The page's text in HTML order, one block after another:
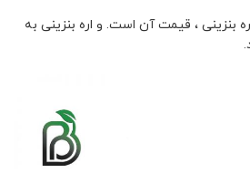
بنزینی ، قیمت آن است. و اره بنزینی به